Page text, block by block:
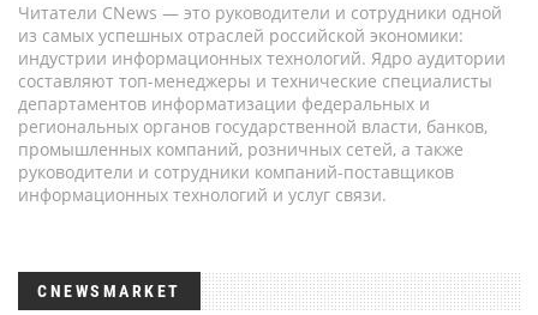
Читатели CNews — это руководители и сотрудники одной
из самых успешных отраслей российской экономики:
индустрии информационных технологий. Ядро аудитории
составляют топ-менеджеры и технические специалисты
департаментов информатизации федеральных и
региональных органов государственной власти, банков,
промышленных компаний, розничных сетей, а также
руководители и сотрудники компаний-поставщиков
информационных технологий и услуг связи.
CNEWSMARKET